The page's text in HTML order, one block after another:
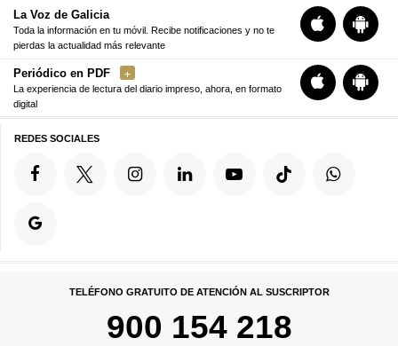
La Voz de Galicia
Toda la información en tu móvil. Recibe notificaciones y no te
pierdas la actualidad más relevante
Periódico en PDF
La experiencia de lectura del diario impreso, ahora, en formato
digital
REDES SOCIALES
TELÉFONO GRATUITO DE ATENCIÓN AL SUSCRIPTOR
900 154 218